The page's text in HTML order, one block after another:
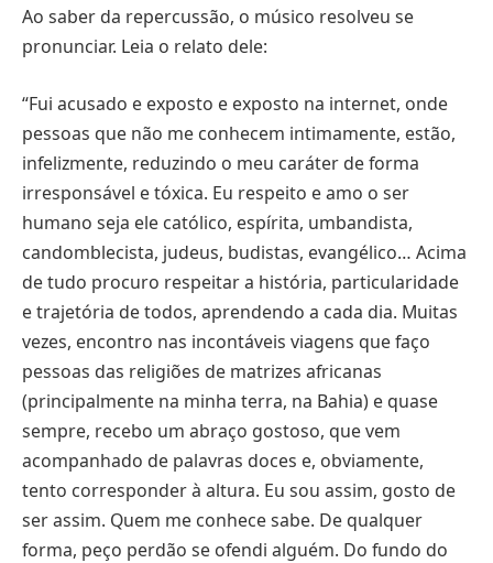
Ao saber da repercussão, o músico resolveu se
pronunciar. Leia o relato dele:
“Fui acusado e exposto e exposto na internet, onde
pessoas que não me conhecem intimamente, estão,
infelizmente, reduzindo o meu caráter de forma
irresponsável e tóxica. Eu respeito e amo o ser
humano seja ele católico, espírita, umbandista,
candomblecista, judeus, budistas, evangélico… Acima
de tudo procuro respeitar a história, particularidade
e trajetória de todos, aprendendo a cada dia. Muitas
vezes, encontro nas incontáveis viagens que faço
pessoas das religiões de matrizes africanas
(principalmente na minha terra, na Bahia) e quase
sempre, recebo um abraço gostoso, que vem
acompanhado de palavras doces e, obviamente,
tento corresponder à altura. Eu sou assim, gosto de
ser assim. Quem me conhece sabe. De qualquer
forma, peço perdão se ofendi alguém. Do fundo do